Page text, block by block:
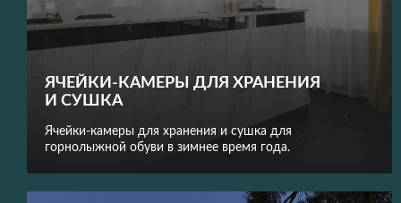
ЯЧЕЙКИ-КАМЕРЫ ДЛЯ ХРАНЕНИЯ
И СУШКА
Ячейки-камеры для хранения и сушка для
горнолыжной обуви в зимнее время года.